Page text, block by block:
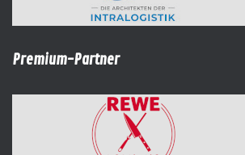
Premium-Partner